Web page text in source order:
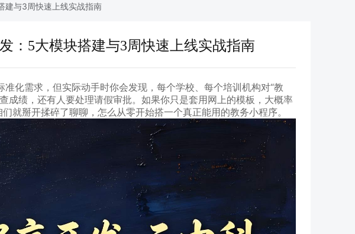
建与3周快速上线实战指南
：5大模块搭建与3周快速上线实战指南
化需求，但实际动手时你会发现，每个学校、每个培训机构对“教
成绩，还有人要处理请假审批。如果你只是套用网上的模板，大概率
就掰开揉碎了聊聊，怎么从零开始搭一个真正能用的教务小程序。